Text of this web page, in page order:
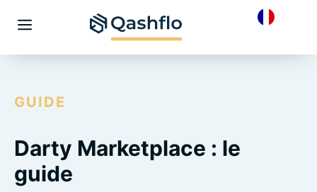
Menu
GUIDE
Darty Marketplace : le
guide